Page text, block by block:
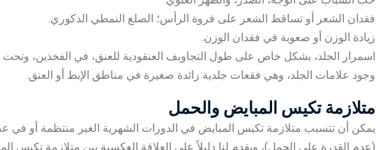
فقدان الشعر أو تساقط الشعر على فروة الرأس؛ الصلع النمطي الذكوري.
زيادة الوزن أو صعوبة في فقدان الوزن.
اسمرار الجلد، بشكل خاص على طول التجاويف العنقودية للعنق، في الفخذين، وتحت
وجود علامات الجلد، وهي فقعات جلدية زائدة صغيرة في مناطق الإبط أو العنق.
متلازمة تكيس المبايض والحمل
يمكن أن تتسبب متلازمة تكيس المبايض في الدورات الشهرية الغير منتظمة أو في
(عدم القدرة على الحمل)، ويقدم لنا دليلاً على العلاقة العكسية بين متلازمة تكيس